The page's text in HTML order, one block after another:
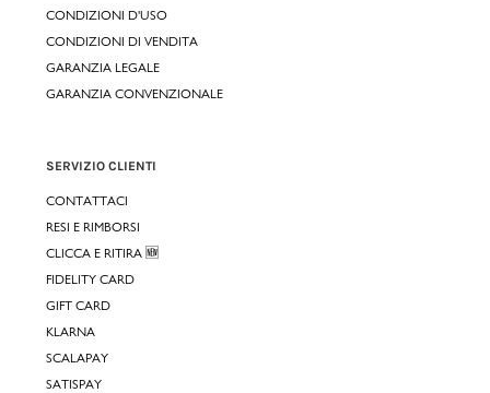
CONDIZIONI D'USO
CONDIZIONI DI VENDITA
GARANZIA LEGALE
GARANZIA CONVENZIONALE
SERVIZIO CLIENTI
CONTATTACI
RESI E RIMBORSI
CLICCA E RITIRA 🆕
FIDELITY CARD
GIFT CARD
KLARNA
SCALAPAY
SATISPAY